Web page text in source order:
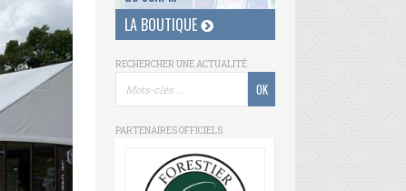
LA BOUTIQUE
RECHERCHER UNE ACTUALITÉ
PARTENAIRES OFFICIELS